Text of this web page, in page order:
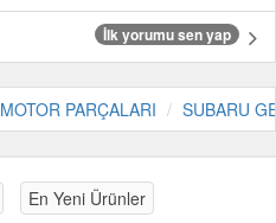
İlk yorumu sen yap
MOTOR PARÇALARI SUBARU
En Yeni Ürünler